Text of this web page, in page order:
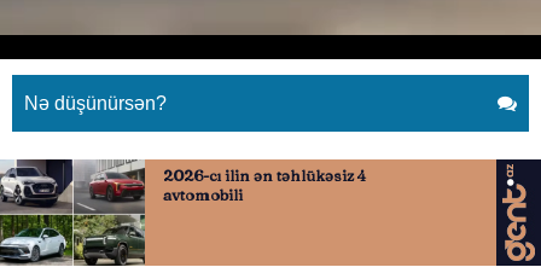
Nə düşünürsən?